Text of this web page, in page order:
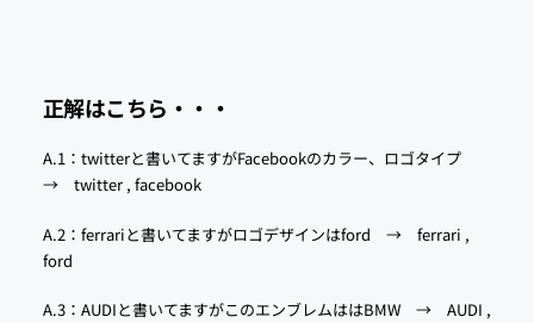
正解はこちら・・・
A.1：twitterと書いてますがFacebookのカラー、ロゴタイプ
→ twitter, facebook
A.2：ferrariと書いてますがロゴデザインはford → ferrari ,
ford
A.3：AUDIと書いてますがこのエンブレムははBMW → AUDI ,